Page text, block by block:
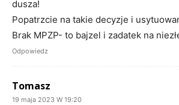
dusza!
Popatrzcie na takie decyzje i
Brak MPZP- to bajzel i zadatek na
Odpowiedz
Tomasz
19 maja 2023 W 19:20